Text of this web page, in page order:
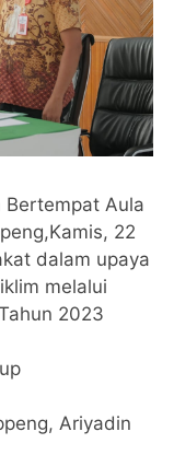
Bertempat Aula
22
dalam upaya
melalui
2023
Ariyadin